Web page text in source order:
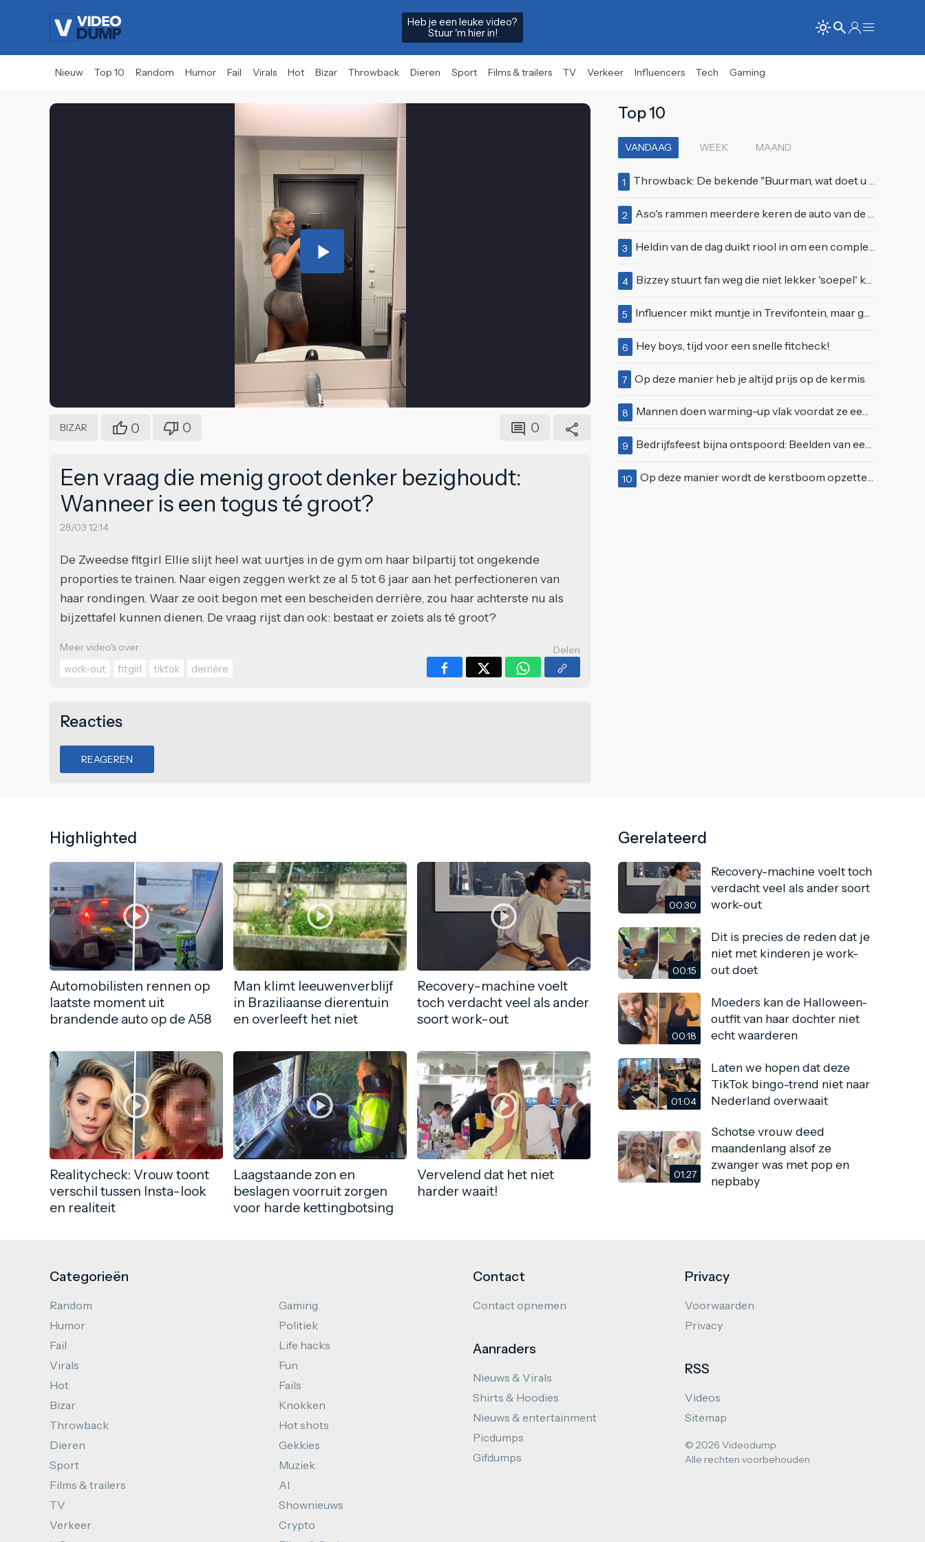
Heb je een leuke video?
Stuur 'm hier in!
Nieuw Top 10 Random Humor Fail Virals Hot Bizar Throwback Dieren Sport Films & trailers TV Verkeer Influencers Tech Gaming
Play
Video
BIZAR 0 0 0
Een vraag die menig groot denker bezighoudt:
Wanneer is een togus té groot?
28/03 12:14
De Zweedse fitgirl Ellie slijt heel wat uurtjes in de gym om haar bilpartij tot ongekende
proporties te trainen. Naar eigen zeggen werkt ze al 5 tot 6 jaar aan het perfectioneren van
haar rondingen. Waar ze ooit begon met een bescheiden derrière, zou haar achterste nu als
bijzettafel kunnen dienen. De vraag rijst dan ook: bestaat er zoiets als té groot?
Meer video's over
work-out
fitgirl tiktok derrière
Delen
Reacties
REAGEREN
Top 10
VANDAAG WEEK MAAND
1 Throwback: De bekende "Buurman, wat doet u nu?"-scène uit Flodder met Tatjana Šimić
2 Aso's rammen meerdere keren de auto van de buren, maar doen alsof er niets gebeurd is
3 Heldin van de dag duikt riool in om een complete eendenfamilie te redden
4 Bizzey stuurt fan weg die niet lekker 'soepel' kan bewegen op podium
5 Influencer mikt muntje in Trevifontein, maar gooit toerist bijna knock-out
6 Hey boys, tijd voor een snelle fitcheck!
7 Op deze manier heb je altijd prijs op de kermis
8 Mannen doen warming-up vlak voordat ze een juwelierszaak in Rhenen overvallen
9 Bedrijfsfeest bijna ontspoord: Beelden van een "bezopen Tino Martin" gaan viraal
10 Op deze manier wordt de kerstboom opzetten ineens een stuk leuker
Highlighted
Automobilisten rennen op
laatste moment uit
brandende auto op de A58
Man klimt leeuwenverblijf
in Braziliaanse dierentuin
en overleeft het niet
Recovery-machine voelt
toch verdacht veel als ander
soort work-out
Realitycheck: Vrouw toont
verschil tussen Insta-look
en realiteit
Laagstaande zon en
beslagen voorruit zorgen
voor harde kettingbotsing
Vervelend dat het niet
harder waait!
Gerelateerd
00:30
Recovery-machine voelt toch
verdacht veel als ander soort
work-out
00:15
Dit is precies de reden dat je
niet met kinderen je work-
out doet
00:18
Moeders kan de Halloween-
outfit van haar dochter niet
echt waarderen
01:04
Laten we hopen dat deze
TikTok bingo-trend niet naar
Nederland overwaait
01:27
Schotse vrouw deed
maandenlang alsof ze
zwanger was met pop en
nepbaby
Categorieën
Random
Humor
Fail
Virals
Hot
Bizar
Throwback
Dieren
Sport
Films & trailers
TV
Verkeer
Gaming
Politiek
Life hacks
Fun
Fails
Knokken
Hot shots
Gekkies
Muziek
AI
Shownieuws
Crypto
Contact
Contact opnemen
Aanraders
Nieuws & Virals
Shirts & Hoodies
Nieuws & entertainment
Picdumps
Gifdumps
Privacy
Voorwaarden
Privacy
RSS
Videos
Sitemap
© 2026 Videodump
Alle rechten voorbehouden